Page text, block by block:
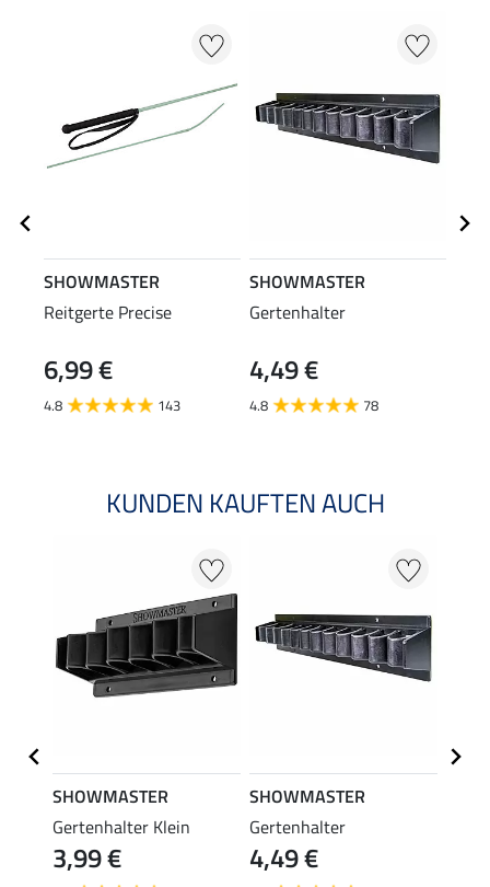
SHOWMASTER
Reitgerte Precise
6,99 €
4.8 143
SHOWMASTER
Gertenhalter
4,49 €
4.8 78
KUNDEN KAUFTEN AUCH
SHOWMASTER
Gertenhalter Klein
3,99 €
SHOWMASTER
Gertenhalter
4,49 €